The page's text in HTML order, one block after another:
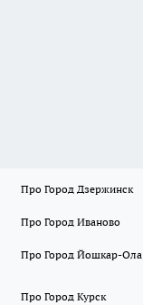
Про Город Дзержинск
Про Город Иваново
Про Город Йошкар-Ола
Про Город Курск